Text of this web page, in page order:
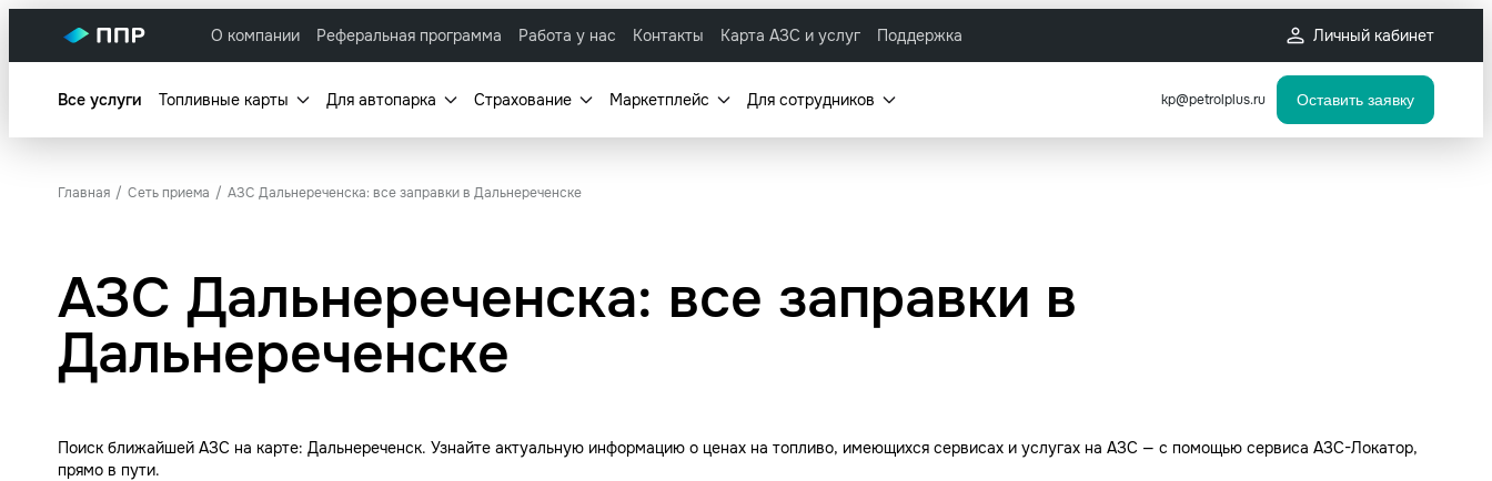
О компании Реферальная программа Работа у нас Контакты Карта АЗС и услуг Поддержка Личный кабинет
Все услуги Топливные карты Для автопарка Страхование Маркетплейс Для сотрудников kp@petrolplus.ru Оставить заявку
Главная Сеть приема АЗС Дальнереченска: все заправки в Дальнереченске
АЗС Дальнереченска: все заправки в
Дальнереченске
Поиск ближайшей АЗС на карте: Дальнереченск. Узнайте актуальную информацию о ценах на топливо, имеющихся сервисах и услугах на АЗС — с помощью сервиса АЗС-Локатор,
прямо в пути.